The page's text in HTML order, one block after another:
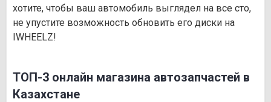
хотите, чтобы ваш автомобиль выглядел на все сто,
не упустите возможность обновить его диски на
IWHEELZ!
ТОП-3 онлайн магазина автозапчастей в
Казахстане